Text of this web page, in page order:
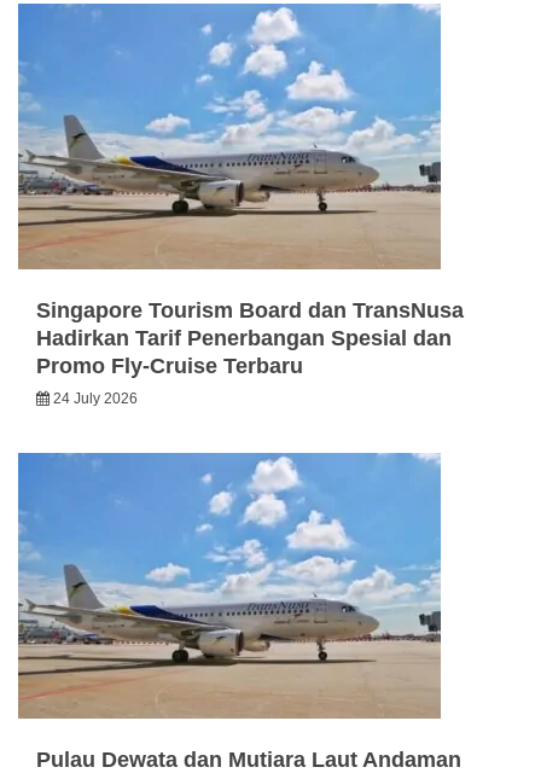
Singapore Tourism Board dan TransNusa
Hadirkan Tarif Penerbangan Spesial dan
Promo Fly-Cruise Terbaru
24 July 2026
Pulau Dewata dan Mutiara Laut Andaman